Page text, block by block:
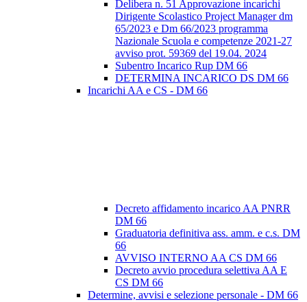
Delibera n. 51 Approvazione incarichi
Dirigente Scolastico Project Manager dm
65/2023 e Dm 66/2023 programma
Nazionale Scuola e competenze 2021-27
avviso prot. 59369 del 19.04. 2024
Subentro Incarico Rup DM 66
DETERMINA INCARICO DS DM 66
Incarichi AA e CS - DM 66
Decreto affidamento incarico AA PNRR
DM 66
Graduatoria definitiva ass. amm. e c.s. DM
66
AVVISO INTERNO AA CS DM 66
Decreto avvio procedura selettiva AA E
CS DM 66
Determine, avvisi e selezione personale - DM 66